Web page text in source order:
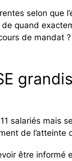
selon que
quand
de mandat
salariés mais
de
être informé